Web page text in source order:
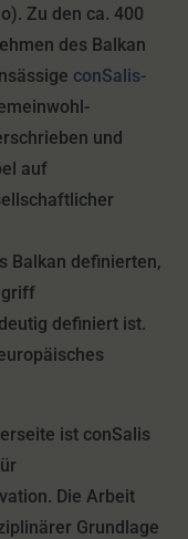
Zu den ca. 400
des Balkan
conSalis-
und
auf
Balkan definierten,
definiert ist.
ist conSalis
Die Arbeit
Grundlage